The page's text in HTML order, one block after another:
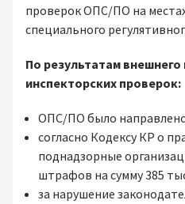
проверок ОПС/ПО на
специального
По результатам
инспекторских проверок:
ОПС/ПО было
согласно Кодексу КР о
поднадзорные
штрафов на сумму 385
за нарушение